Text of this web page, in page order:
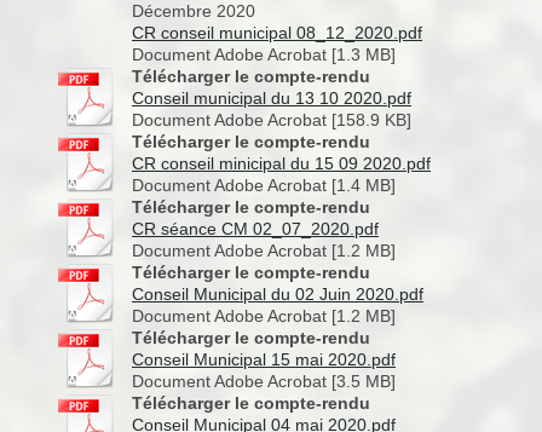
Décembre 2020
CR conseil municipal 08_12_2020.pdf
Document Adobe Acrobat [1.3 MB]
Télécharger le compte-rendu
Conseil municipal du 13 10 2020.pdf
Document Adobe Acrobat [158.9 KB]
Télécharger le compte-rendu
CR conseil minicipal du 15 09 2020.pdf
Document Adobe Acrobat [1.4 MB]
Télécharger le compte-rendu
CR séance CM 02_07_2020.pdf
Document Adobe Acrobat [1.2 MB]
Télécharger le compte-rendu
Conseil Municipal du 02 Juin 2020.pdf
Document Adobe Acrobat [1.2 MB]
Télécharger le compte-rendu
Conseil Municipal 15 mai 2020.pdf
Document Adobe Acrobat [3.5 MB]
Télécharger le compte-rendu
Conseil Municipal 04 mai 2020.pdf